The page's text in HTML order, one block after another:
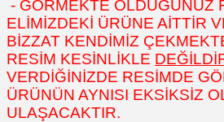
- GÖRMEKTE OLDUĞUNUZ
ELİMİZDEKİ ÜRÜNE AİTTİR
BİZZAT KENDİMİZ
RESİM KESİNLİKLE
VERDİĞİNİZDE RESİMDE
ÜRÜNÜN AYNISI EKSİKSİZ
ULAŞACAKTIR.